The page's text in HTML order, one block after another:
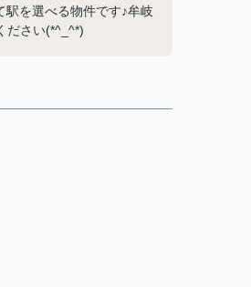
を選べる物件です♪牟岐
ださい(*^_^*)